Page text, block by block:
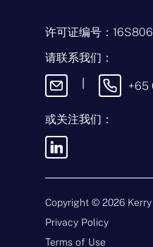
类
型
*
留
言
提交
许可证编号：
请联系我们：
+65
或关注我们：
Copyright © 2026
Privacy Policy
Terms of Use